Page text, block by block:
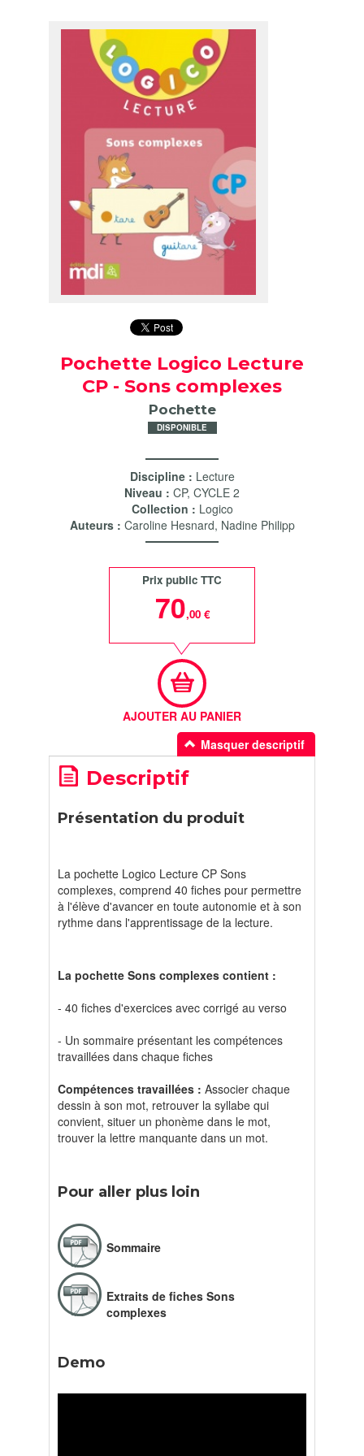
Pochette Logico Lecture
CP - Sons complexes
Pochette
DISPONIBLE
Discipline : Lecture
Niveau : CP, CYCLE 2
Collection : Logico
Auteurs : Caroline Hesnard, Nadine Philipp
Prix public TTC
70,00 €
AJOUTER AU PANIER
Masquer descriptif
Descriptif
Présentation du produit
La pochette Logico Lecture CP Sons
complexes, comprend 40 fiches pour permettre
à l'élève d'avancer en toute autonomie et à son
rythme dans l'apprentissage de la lecture.
La pochette Sons complexes contient :
- 40 fiches d'exercices avec corrigé au verso
- Un sommaire présentant les compétences
travaillées dans chaque fiches ​
Compétences travaillées : Associer chaque
dessin à son mot, retrouver la syllabe qui
convient, situer un phonème dans le mot,
trouver la lettre manquante dans un mot.
Pour aller plus loin
Sommaire
Extraits de fiches Sons
complexes
Demo